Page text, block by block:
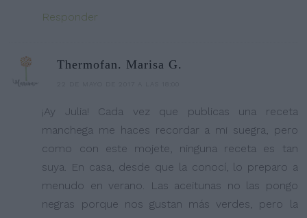
Responder
Thermofan. Marisa G.
¡Ay Julia! Cada vez que publicas una receta
manchega me haces recordar a mi suegra, pero
como con este mojete, ninguna receta es tan
suya. En casa, desde que la conocí, lo preparo a
menudo en verano. Las aceitunas no las pongo
negras porque nos gustan más verdes, pero la